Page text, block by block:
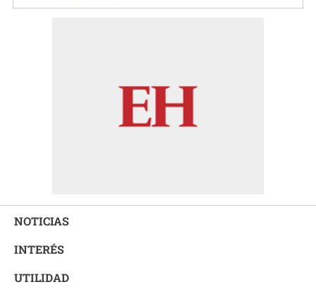
NOTICIAS
INTERÉS
UTILIDAD